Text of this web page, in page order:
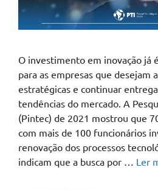
O investimento em inovação já
para as empresas que desejam
estratégicas e continuar
tendências do mercado. A
(Pintec) de 2021 mostrou que
com mais de 100 funcionários
renovação dos processos
indicam que a busca por … Ler